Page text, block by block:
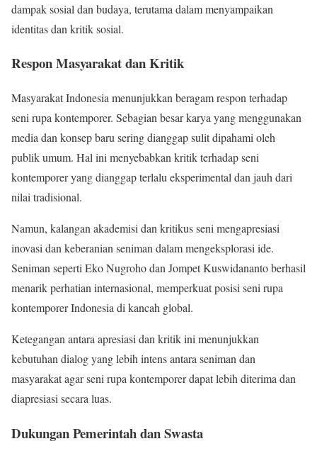
dampak sosial dan budaya, terutama dalam menyampaikan
identitas dan kritik sosial.
Respon Masyarakat dan Kritik
Masyarakat Indonesia menunjukkan beragam respon terhadap
seni rupa kontemporer. Sebagian besar karya yang menggunakan
media dan konsep baru sering dianggap sulit dipahami oleh
publik umum. Hal ini menyebabkan kritik terhadap seni
kontemporer yang dianggap terlalu eksperimental dan jauh dari
nilai tradisional.
Namun, kalangan akademisi dan kritikus seni mengapresiasi
inovasi dan keberanian seniman dalam mengeksplorasi ide.
Seniman seperti Eko Nugroho dan Jompet Kuswidananto berhasil
menarik perhatian internasional, memperkuat posisi seni rupa
kontemporer Indonesia di kancah global.
Ketegangan antara apresiasi dan kritik ini menunjukkan
kebutuhan dialog yang lebih intens antara seniman dan
masyarakat agar seni rupa kontemporer dapat lebih diterima dan
diapresiasi secara luas.
Dukungan Pemerintah dan Swasta